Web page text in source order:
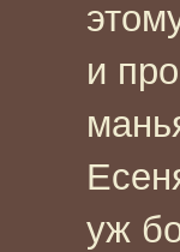
и
уж